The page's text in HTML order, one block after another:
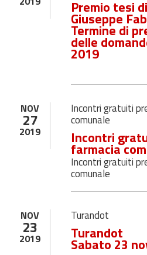
Premio tesi
Giuseppe
Termine di
delle
2019
NOV
27
2019
Incontri gratuiti
comunale
Incontri
farmacia
Incontri gratuiti
comunale
NOV
23
2019
Turandot
Turandot
Sabato 23